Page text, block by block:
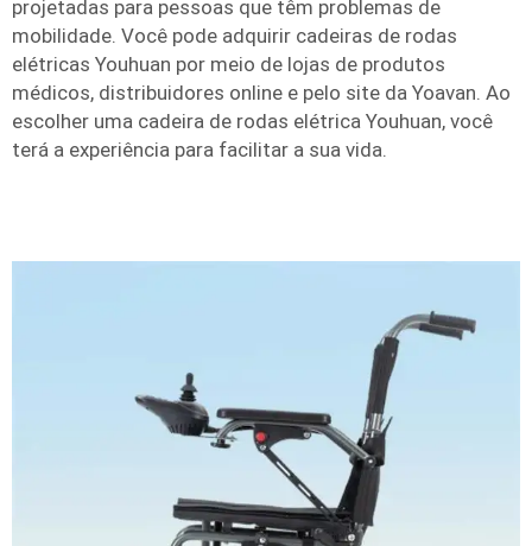
projetadas para pessoas que têm problemas de
mobilidade. Você pode adquirir cadeiras de rodas
elétricas Youhuan por meio de lojas de produtos
médicos, distribuidores online e pelo site da Yoavan. Ao
escolher uma cadeira de rodas elétrica Youhuan, você
terá a experiência para facilitar a sua vida.